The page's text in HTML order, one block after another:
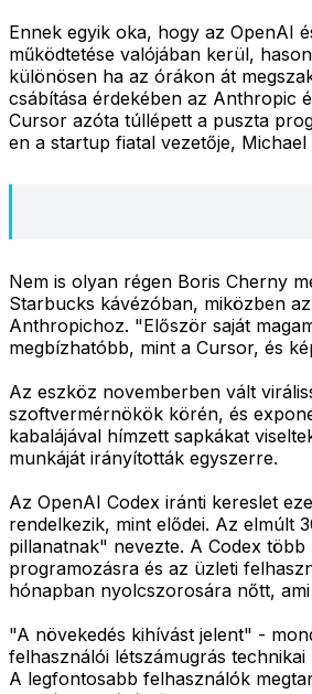
Ennek egyik oka, hogy az OpenAI
működtetése valójában kerül,
különösen ha az órákon át
csábítása érdekében az Anthropic
Cursor azóta túllépett a puszta
en a startup fiatal vezetője, Michael
Nem is olyan régen Boris Cherny
Starbucks kávézóban, miközben
Anthropichoz. "Először saját
megbízhatóbb, mint a Cursor, és
Az eszköz novemberben vált
szoftvermérnökök körén, és
kabalájával hímzett sapkákat
munkáját irányították egyszerre.
Az OpenAI Codex iránti kereslet
rendelkezik, mint elődei. Az elmúlt
pillanatnak" nevezte. A Codex
programozásra és az üzleti
hónapban nyolcszorosára nőtt,
"A növekedés kihívást jelent" -
felhasználói létszámugrás
A legfontosabb felhasználók